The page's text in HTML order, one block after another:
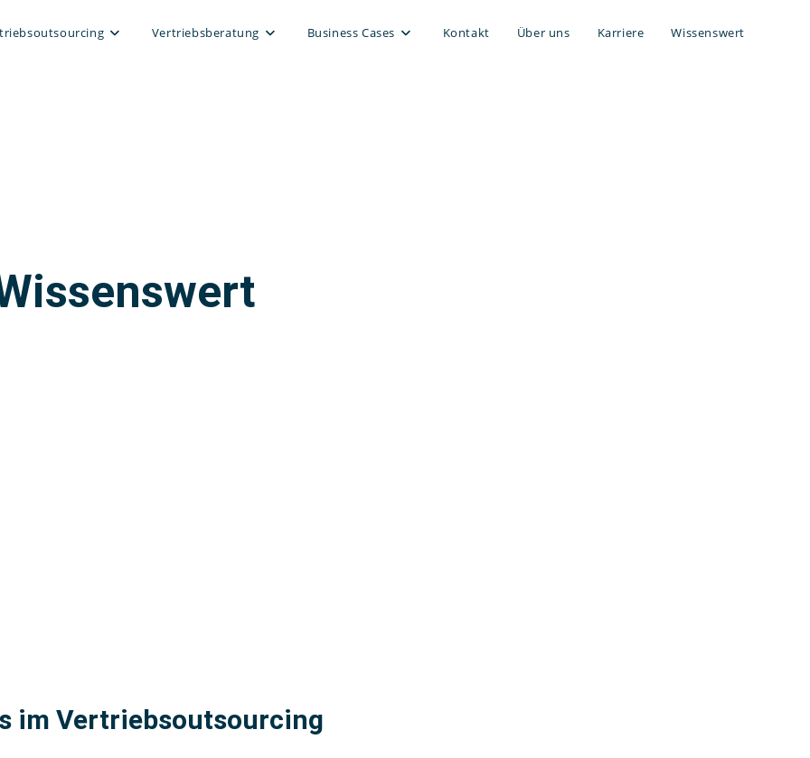
Vertriebsberatung Business Cases Kontakt Über uns Karriere Wissenswert
im Vertriebsoutsourcing